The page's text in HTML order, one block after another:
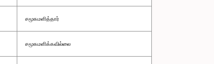
சமூகமளித்தார்
சமூகமளிக்கவில்லை